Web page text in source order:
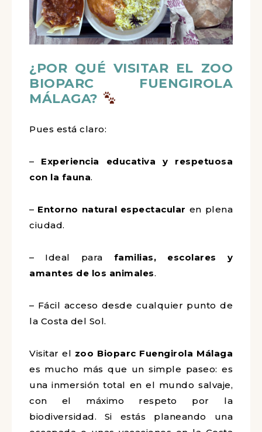
¿POR QUÉ VISITAR EL ZOO
BIOPARC FUENGIROLA
MÁLAGA?
Pues está claro:
– Experiencia educativa y respetuosa
con la fauna.
– Entorno natural espectacular en plena
ciudad.
– Ideal para familias, escolares y
amantes de los animales.
– Fácil acceso desde cualquier punto de
la Costa del Sol.
Visitar el zoo Bioparc Fuengirola Málaga
es mucho más que un simple paseo: es
una inmersión total en el mundo salvaje,
con el máximo respeto por la
biodiversidad. Si estás planeando una